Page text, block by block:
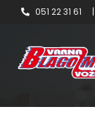
051 22 31 61 |